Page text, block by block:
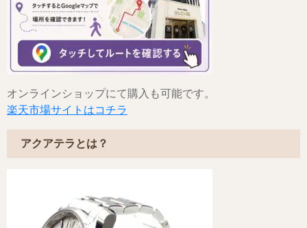
オンラインショップにて購入も可能です。
楽天市場サイトはコチラ
アクアテラとは？